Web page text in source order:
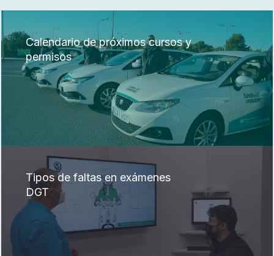
Calendario de próximos cursos y
permisos
Tipos de faltas en exámenes
DGT